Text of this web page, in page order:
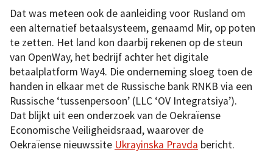
Dat was meteen ook de aanleiding voor Rusland om
een alternatief betaalsysteem, genaamd Mir, op poten
te zetten. Het land kon daarbij rekenen op de steun
van OpenWay, het bedrijf achter het digitale
betaalplatform Way4. Die onderneming sloeg toen de
handen in elkaar met de Russische bank RNKB via een
Russische ‘tussenpersoon’ (LLC ‘OV Integratsiya’).
Dat blijkt uit een onderzoek van de Oekraïense
Economische Veiligheidsraad, waarover de
Oekraïense nieuwssite Ukrayinska Pravda bericht.